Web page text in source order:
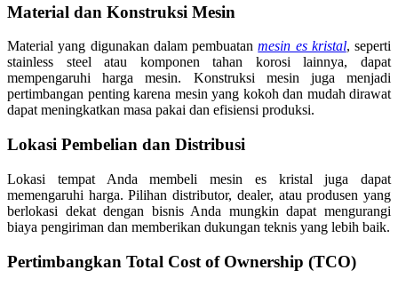
Material dan Konstruksi Mesin
Material yang digunakan dalam pembuatanmesin es kristal, seperti
stainless steel atau komponen tahan korosi lainnya, dapat
mempengaruhi harga mesin. Konstruksi mesin juga menjadi
pertimbangan penting karena mesin yang kokoh dan mudah dirawat
dapat meningkatkan masa pakai dan efisiensi produksi.
Lokasi Pembelian dan Distribusi
Lokasi tempat Anda membeli mesin es kristal juga dapat
memengaruhi harga. Pilihan distributor, dealer, atau produsen yang
berlokasi dekat dengan bisnis Anda mungkin dapat mengurangi
biaya pengiriman dan memberikan dukungan teknis yang lebih baik.
Pertimbangkan Total Cost of Ownership (TCO)